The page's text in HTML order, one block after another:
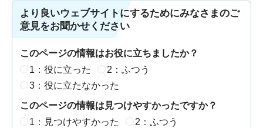
より良いウェブサイトにするためにみなさまのご
意見をお聞かせください
このページの情報はお役に立ちましたか？
1：役に立った
2：ふつう
3：役に立たなかった
このページの情報は見つけやすかったですか？
1：見つけやすかった
2：ふつう